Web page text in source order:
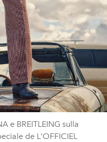
e BREITLEING sulla
de L'OFFICIEL